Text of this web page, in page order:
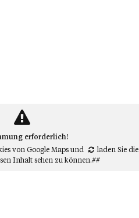
erforderlich!
von Google Mapsund
laden Sie die
Inhalt sehen zu können.##